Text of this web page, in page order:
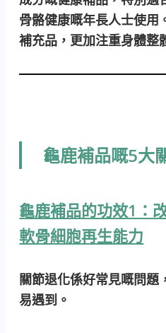
骨骼健康嘅年長人士使用
補充品，更加注重身體整
龜鹿補品嘅5大
龜鹿補品的功效1：
軟骨細胞再生能力
關節退化係好常見嘅問題
易遇到。